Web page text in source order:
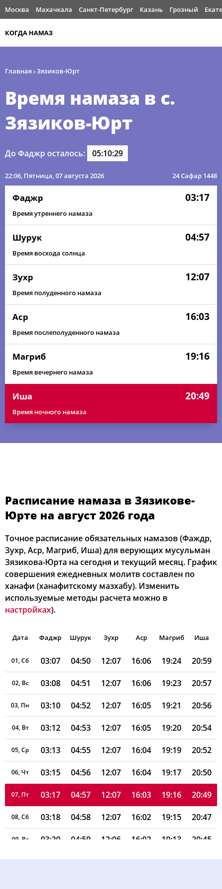
Москва Махачкала Санкт-Петербург Казань Грозный
КОГДА НАМАЗ
Главная›Зязиков-Юрт
Время намаза в с.
Зязиков-Юрт
До Фаджр осталось: 05:10:29
22:06, Пятница, 07 августа 2026 24 Сафар 1448
Фаджр 03:17
Время утреннего намаза
Шурук 04:57
Время восхода солнца
Зухр 12:07
Время полуденного намаза
Аср 16:03
Время послеполуденного намаза
Магриб 19:16
Время вечернего намаза
Иша 20:49
Время ночного намаза
Расписание намаза в Зязикове-
Юрте на август 2026 года
Точное расписание обязательных намазов (Фаждр,
Зухр, Аср, Магриб, Иша) для верующих мусульман
Зязикова-Юрта на сегодня и текущий месяц. График
совершения ежедневных молитв составлен по
ханафи (ханафитскому мазхабу). Изменить
используемые методы расчета можно в
настройках).
Дата Фаджр Шурук Зухр Аср Магриб Иша
01, Сб 03:07 04:50 12:07 16:06 19:24 20:59
02, Вс 03:08 04:51 12:07 16:06 19:23 20:57
03, Пн 03:10 04:52 12:07 16:05 19:21 20:56
04, Вт 03:12 04:53 12:07 16:05 19:20 20:54
05, Ср 03:13 04:55 12:07 16:04 19:19 20:52
06, Чт 03:15 04:56 12:07 16:04 19:17 20:50
07, Пт 03:17 04:57 12:07 16:03 19:16 20:49
08, Сб 03:18 04:58 12:07 16:02 19:15 20:47
09, Вс 03:20 04:59 12:06 16:02 19:13 20:45
10, Пн 03:21 05:00 12:06 16:01 19:12 20:43